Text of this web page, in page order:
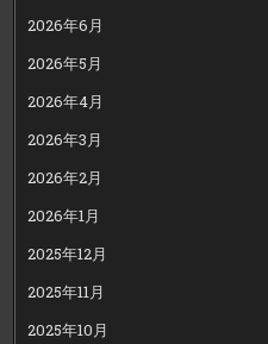
2026年6月
2026年5月
2026年4月
2026年3月
2026年2月
2026年1月
2025年12月
2025年11月
2025年10月